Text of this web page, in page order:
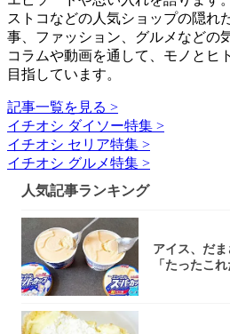
ストコなどの人気ショップの隠れ
事、ファッション、グルメなど
コラムや動画を通して、モノとヒ
目指しています。
記事一覧を見る >
イチオシ ダイソー特集 >
イチオシ セリア特集 >
イチオシ グルメ特集 >
人気記事ランキング
アイス、だ
「たったこ